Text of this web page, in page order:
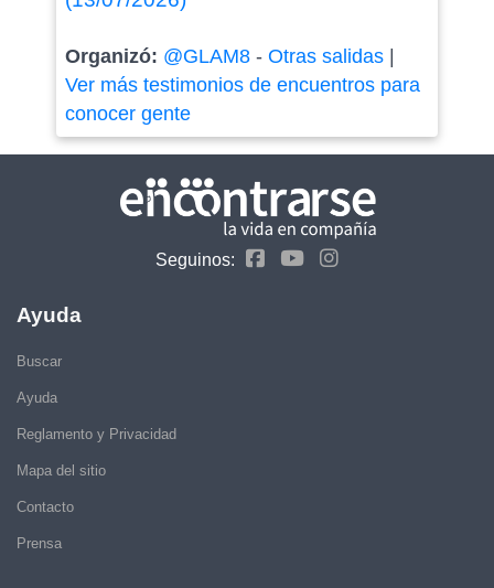
Organizó: @GLAM8- Otras salidas|
Ver más testimonios de encuentros para
conocer gente
Seguinos:
Ayuda
Buscar
Ayuda
Reglamento y Privacidad
Mapa del sitio
Contacto
Prensa